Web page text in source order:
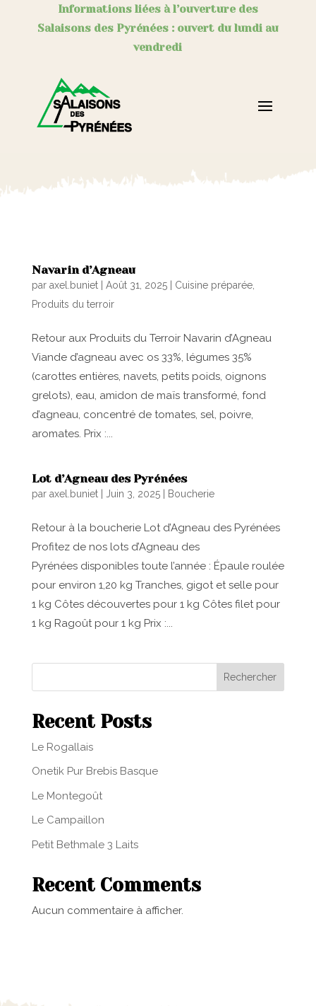
Informations liées à l’ouverture des
Salaisons des Pyrénées : ouvert du lundi au
vendredi
Navarin d’Agneau
par axel.buniet| Août 31, 2025| Cuisine préparée,
Produits du terroir
Retour aux Produits du Terroir Navarin d’Agneau
Viande d’agneau avec os 33%, légumes 35%
(carottes entières, navets, petits poids, oignons
grelots), eau, amidon de maïs transformé, fond
d’agneau, concentré de tomates, sel, poivre,
aromates. Prix :...
Lot d’Agneau des Pyrénées
par axel.buniet| Juin 3, 2025| Boucherie
Retour à la boucherie Lot d’Agneau des Pyrénées
Profitez de nos lots d’Agneau des
Pyrénées disponibles toute l’année : Épaule roulée
pour environ 1,20 kg Tranches, gigot et selle pour
1 kg Côtes découvertes pour 1 kg Côtes filet pour
1 kg Ragoût pour 1 kg Prix :...
Rechercher
Recent Posts
Le Rogallais
Onetik Pur Brebis Basque
Le Montegoût
Le Campaillon
Petit Bethmale 3 Laits
Recent Comments
Aucun commentaire à afficher.